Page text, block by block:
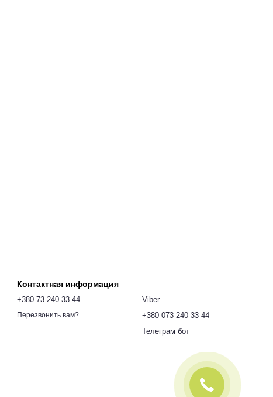
Контактная информация
+380 73 240 33 44
Перезвонить вам?
Viber
+380 073 240 33 44
Телеграм бот